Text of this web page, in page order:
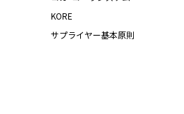
KORE
サプライヤー基本原則